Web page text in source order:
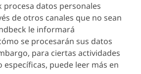
procesa datos personales
de otros canales que no sean
le informará
se procesarán sus datos
para ciertas actividades
puede leer más en